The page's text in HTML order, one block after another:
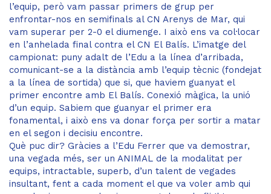
l’equip, però vam passar primers de grup per
enfrontar-nos en semifinals al CN Arenys de Mar, qui
vam superar per 2-0 el diumenge. I això ens va col·locar
en l’anhelada final contra el CN El Balís. L’imatge del
campionat: puny adalt de l’Edu a la línea d’arribada,
comunicant-se a la distància amb l’equip tècnic (fondejat
a la línea de sortida) que si, que haviem guanyat el
primer encontre amb El Balís. Conexió màgica, la unió
d’un equip. Sabiem que guanyar el primer era
fonamental, i això ens va donar força per sortir a matar
en el segon i decisiu encontre.
Què puc dir? Gràcies a l’Edu Ferrer que va demostrar,
una vegada més, ser un ANIMAL de la modalitat per
equips, intractable, superb, d’un talent de vegades
insultant, fent a cada moment el que va voler amb qui